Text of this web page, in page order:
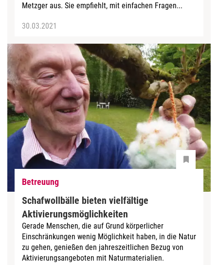
Metzger aus. Sie empfiehlt, mit einfachen Fragen...
30.03.2021
Betreuung
Schafwollbälle bieten vielfältige
Aktivierungsmöglichkeiten
Gerade Menschen, die auf Grund körperlicher
Einschränkungen wenig Möglichkeit haben, in die Natur
zu gehen, genießen den jahreszeitlichen Bezug von
Aktivierungsangeboten mit Naturmaterialien.